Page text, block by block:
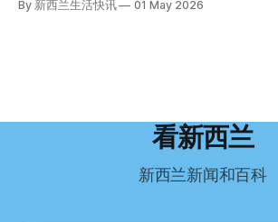
义。”现年39岁的加州人Brandon说道。 2024年11月，这家人
年3月抵达奥克兰。 当时心里盘算着：努力工作两年，申请居
所需的英语门槛。 De Guzman选择了另一项考试——
Pearson Test of English，最终成绩是45分
引人关注的是——清算人目前无法联系到创始人
纽币，员工索赔金额仍在核算中。 整体债务规模，已经逼近
这导致公司财务记录尚未完全掌握，资产处
By 新西兰生活快讯 01 May 2026
看新西兰
新西兰新闻和百科